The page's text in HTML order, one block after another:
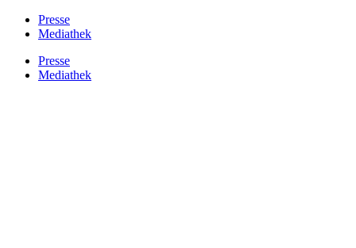
Presse
Mediathek
Presse
Mediathek